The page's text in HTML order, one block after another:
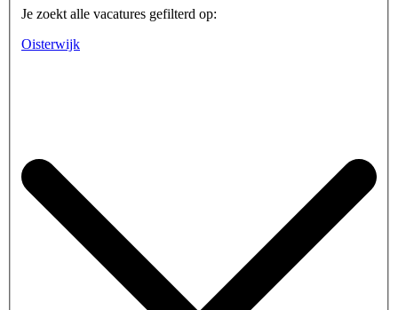
Je zoekt alle vacatures gefilterd op:
Oisterwijk